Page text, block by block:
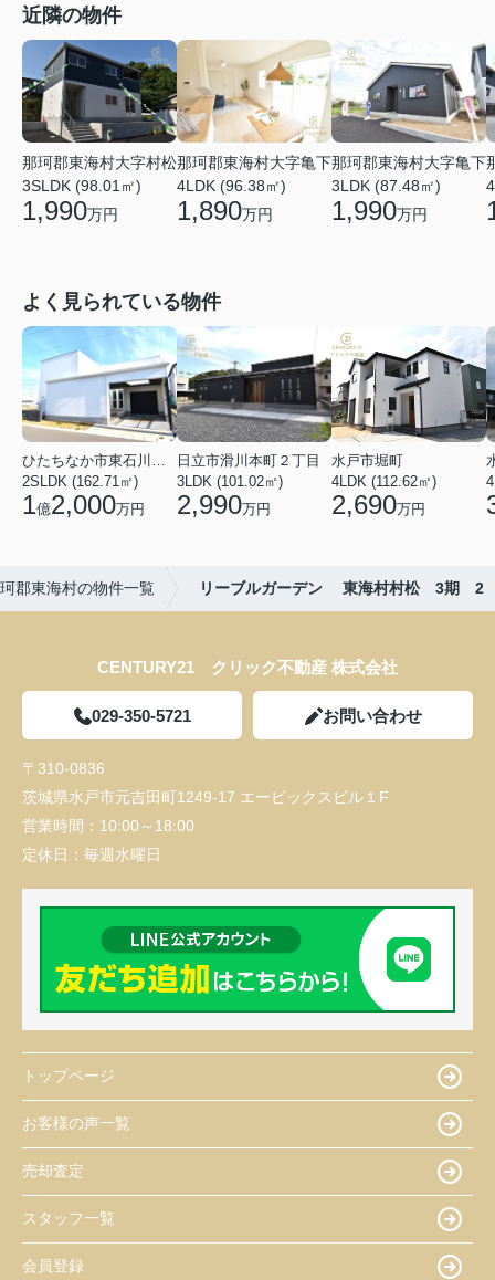
近隣の物件
那珂郡東海村大字村松
3SLDK (98.01㎡)
1,990万円
那珂郡東海村大字亀下
4LDK (96.38㎡)
1,890万円
那珂郡東海村大字亀下
3LDK (87.48㎡)
1,990万円
よく見られている物件
ひたちなか市東石川２丁目
2SLDK (162.71㎡)
1億2,000万円
日立市滑川本町２丁目
3LDK (101.02㎡)
2,990万円
水戸市堀町
4LDK (112.62㎡)
2,690万円
郡東海村の物件一覧 リーブルガーデン 東海村村松 3期 2
CENTURY21 クリック不動産 株式会社
029-350-5721 お問い合わせ
〒310-0836
茨城県水戸市元吉田町1249-17 エービックスビル１F
営業時間： 10:00～18:00
定休日： 毎週水曜日
トップページ
お客様の声一覧
売却査定
スタッフ一覧
会員登録